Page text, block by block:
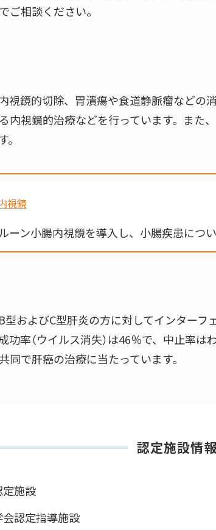
ご相談ください。
視鏡的切除、胃潰瘍や食道静脈瘤などの
内視鏡的治療などを行っています。また
視鏡
ーン小腸内視鏡を導入し、小腸疾患につ
型およびC型肝炎の方に対してインター
功率（ウイルス消失）は46％で、中止率
同で肝癌の治療に当たっています。
認定施設情報
定施設
認定指導施設